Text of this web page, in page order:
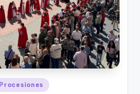
Procesiones